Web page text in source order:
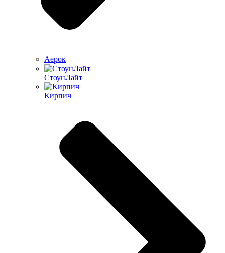
Аерок
СтоунЛайт
Кирпич